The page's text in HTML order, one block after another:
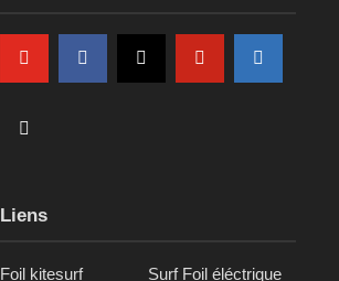
Liens
Foil kitesurf Surf Foil éléctrique